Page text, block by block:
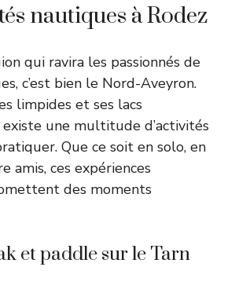
nautiques à Rodez
qui ravira les passionnés de
c’est bien le Nord-Aveyron.
limpides et ses lacs
une multitude d’activités
Que ce soit en solo, en
amis, ces expériences
des moments
et paddle sur le Tarn